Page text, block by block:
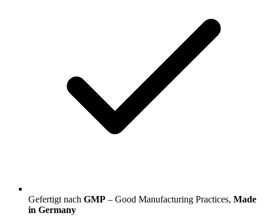
Gefertigt nach GMP – Good Manufacturing Practices, Made
in Germany